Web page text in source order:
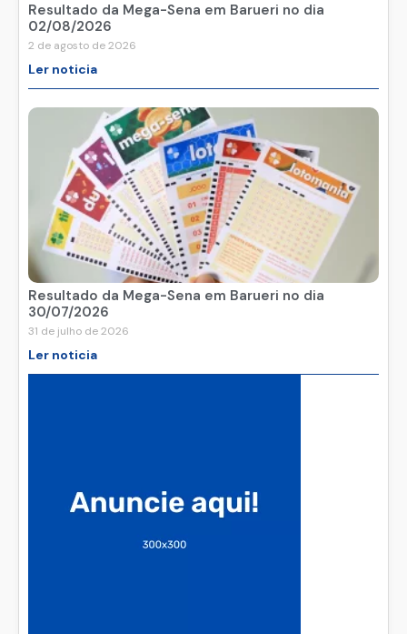
Resultado da Mega-Sena em Barueri no dia
02/08/2026
2 de agosto de 2026
Ler noticia
Resultado da Mega-Sena em Barueri no dia
30/07/2026
31 de julho de 2026
Ler noticia